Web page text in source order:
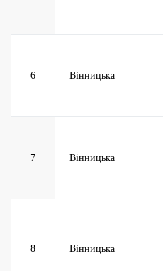
6 Вінницька
7 Вінницька
8 Вінницька